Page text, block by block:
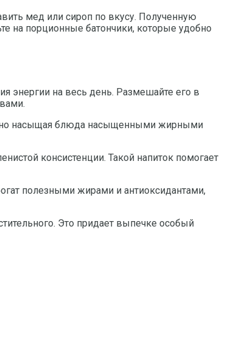
мед или сироп по вкусу. Полученную
на порционные батончики, которые удобно
энергии на весь день. Размешайте его в
насыщая блюда насыщенными жирными
консистенции. Такой напиток помогает
полезными жирами и антиоксидантами,
Это придает выпечке особый